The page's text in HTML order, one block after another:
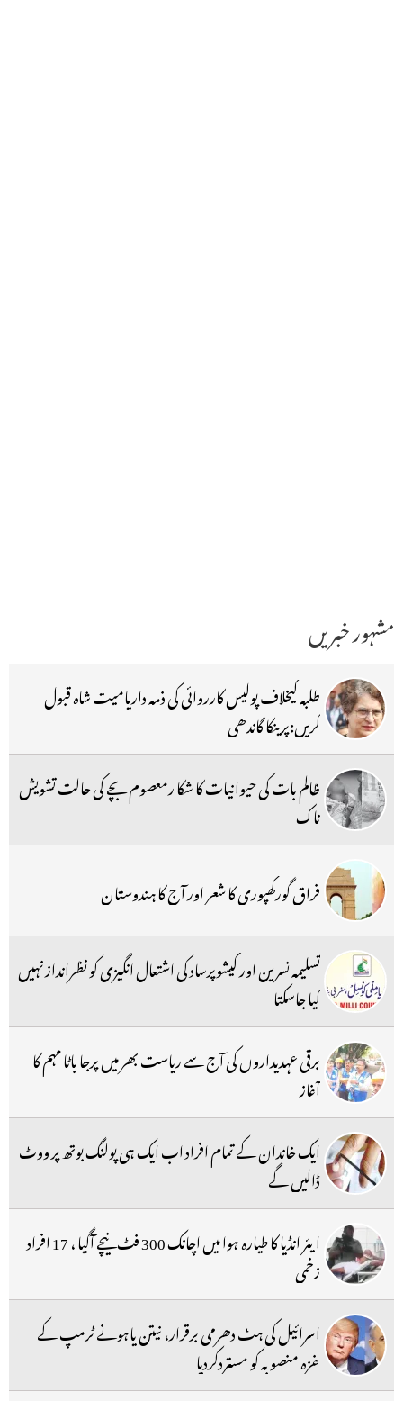
مشہور خبریں
طلبہ کیخلاف پولیس کارروائی کی ذمہ داریامیت شاہ قبول
کریں:پرینکا گاندھی
ظالم بات کی حیوانیات کا شکا رمعصوم بچے کی حالت تشویش
ناک
فراق گورکھپوری کا شعر اور آج کا ہندوستان
تسلیمہ نسرین اور کیشوپرساد کی اشتعال انگیزی کو نظرانداز نہیں
کیا جاسکتا
برقی عہدیداروں کی آج سے ریاست بھر میں پرجا باٹا مہم کا
آغاز
ایک خاندان کے تمام افراد اب ایک ہی پولنگ بوتھ پر ووٹ
ڈالیں گے
ایئر انڈیا کا طیارہ ہوا میں اچانک 300 فٹ نیچے آگیا ، 17 افراد
زخمی
اسرائیل کی ہٹ دھرمی برقرار، نیتن یاہونے ٹرمپ کے
غزہ منصوبہ کو مستردکردیا